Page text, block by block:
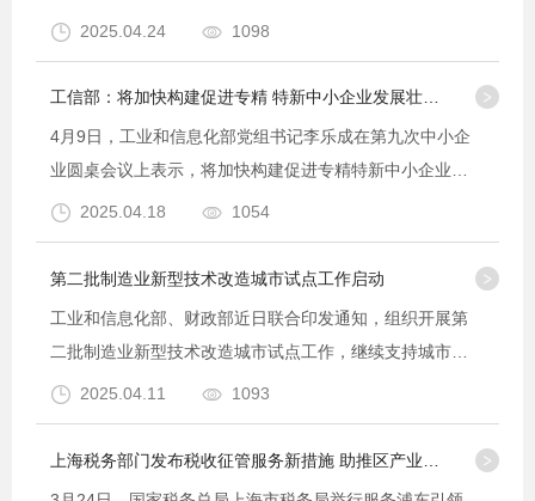
的有关情况。《措施》指出加大金融机构信贷投放力度。
下···
2025.04.24 1098
工信部：将加快构建促进专精 特新中小企业发展壮大机制
4月9日，工业和信息化部党组书记李乐成在第九次中小企
业圆桌会议上表示，将加快构建促进专精特新中小企业发
展壮大机制。专精特新中小企业是发展新质生产力、推进
新型工业化的生力军。要主动融入国家战略，抢抓推进新
···
2025.04.18 1054
第二批制造业新型技术改造城市试点工作启动
工业和信息化部、财政部近日联合印发通知，组织开展第
二批制造业新型技术改造城市试点工作，继续支持城市采
用“点线面”结合的方式组织示范项目，加快数字技术、绿
色技术以及创新产品推广应用，推动制造业高端化、智···
2025.04.11 1093